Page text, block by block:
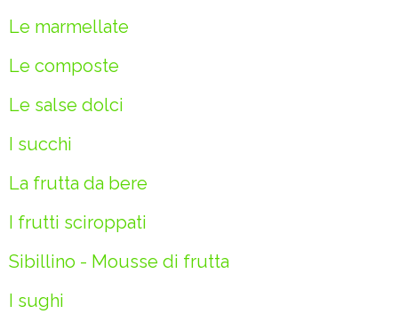
Le marmellate
Le composte
Le salse dolci
I succhi
La frutta da bere
I frutti sciroppati
Sibillino - Mousse di frutta
I sughi